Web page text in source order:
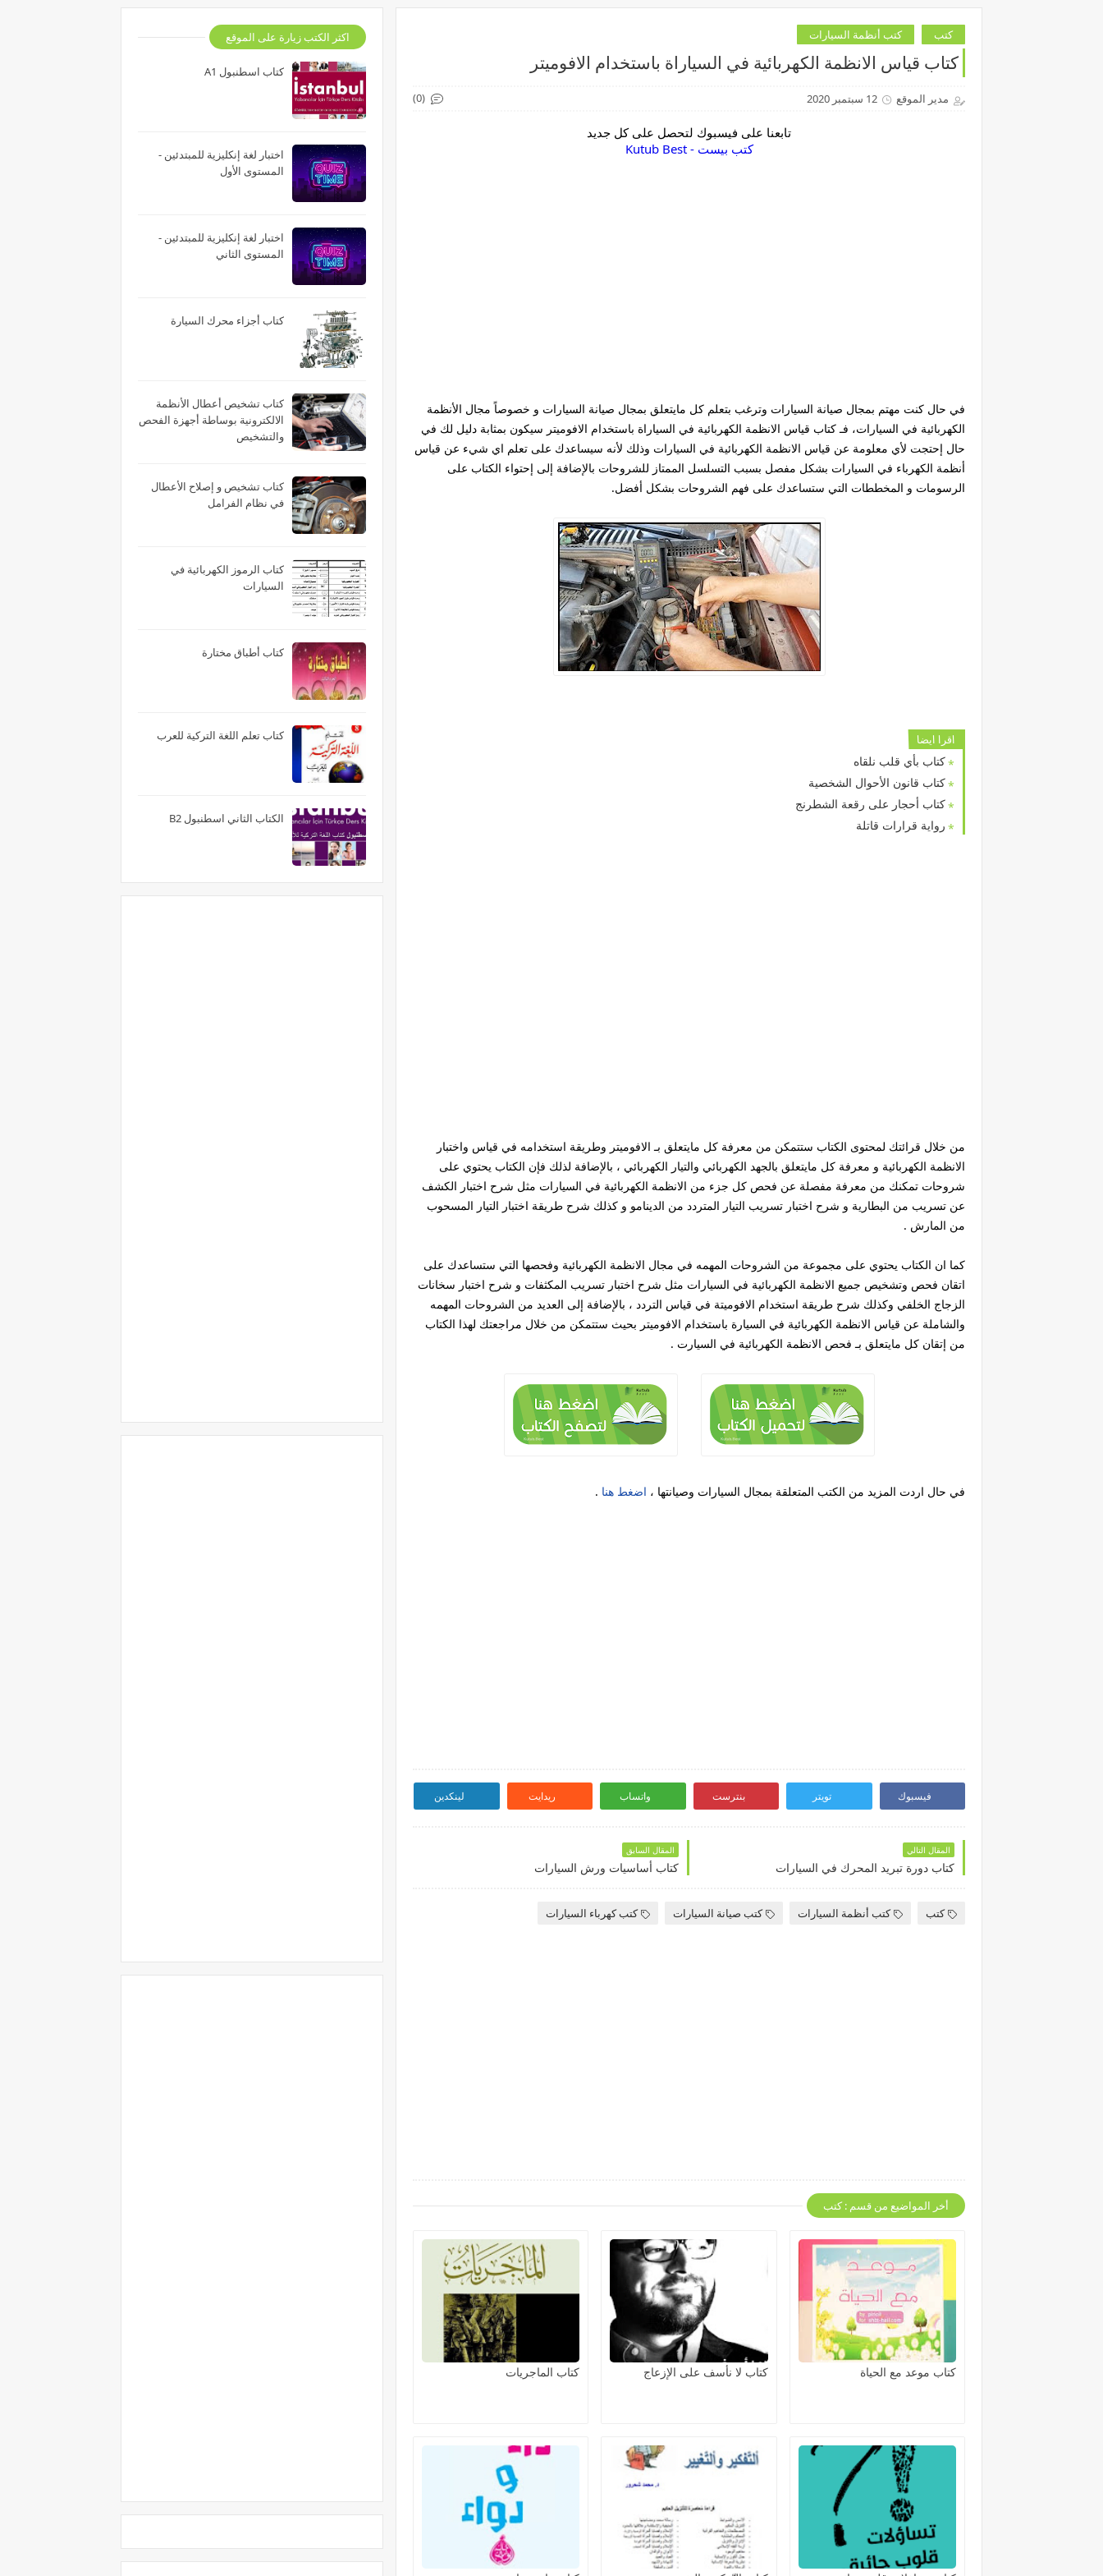
كتب كتب أنظمة السيارات
كتاب قياس الانظمة الكهربائية في السياراة باستخدام الافوميتر
مدير الموقع 12 سبتمبر 2020 (0)
تابعنا على فيسبوك لتحصل على كل جديد
‏كتب بيست - Kutub Best‏
في حال كنت مهتم بمجال صيانة السيارات وترغب بتعلم كل مايتعلق بمجال صيانة السيارات و خصوصاً مجال الأنظمة
الكهربائية في السيارات، فـ كتاب قياس الانظمة الكهربائية في السياراة باستخدام الافوميتر سيكون بمثابة دليل لك في
حال إحتجت لأي معلومة عن قياس الانظمة الكهربائية في السيارات وذلك لأنه سيساعدك على تعلم اي شيء عن قياس
أنظمة الكهرباء في السيارات بشكل مفصل بسبب التسلسل الممتاز للشروحات بالإضافة إلى إحتواء الكتاب على
الرسومات و المخططات التي ستساعدك على فهم الشروحات بشكل أفضل.
اقرا ايضا
كتاب بأي قلب نلقاه
كتاب قانون الأحوال الشخصية
كتاب أحجار على رقعة الشطرنج
رواية قرارات قاتلة
من خلال قرائتك لمحتوى الكتاب ستتمكن من معرفة كل مايتعلق بـ الافوميتر وطريقة استخدامه في قياس واختبار
الانظمة الكهربائية و معرفة كل مايتعلق بالجهد الكهربائي والتيار الكهربائي ، بالإضافة لذلك فإن الكتاب يحتوي على
شروحات تمكنك من معرفة مفصلة عن فحص كل جزء من الانظمة الكهربائية في السيارات مثل شرح اختبار الكشف
عن تسريب من البطارية و شرح اختبار تسريب التيار المتردد من الدينامو و كذلك شرح طريقة اختبار التيار المسحوب
من المارش .
كما ان الكتاب يحتوي على مجموعة من الشروحات المهمه في مجال الانظمة الكهربائية وفحصها التي ستساعدك على
اتقان فحص وتشخيص جميع الانظمة الكهربائية في السيارات مثل شرح اختبار تسريب المكثفات و شرح اختبار سخانات
الزجاج الخلفي وكذلك شرح طريقة استخدام الافوميتة في قياس التردد ، بالإضافة إلى العديد من الشروحات المهمه
والشاملة عن قياس الانظمة الكهربائية في السيارة باستخدام الافوميتر بحيث ستتمكن من خلال مراجعتك لهذا الكتاب
من إتقان كل مايتعلق بـ فحص الانظمة الكهربائية في السيارت .
في حال اردت المزيد من الكتب المتعلقة بمجال السيارات وصيانتها ، اضغط هنا .
فيسبوك تويتر بنترست واتساب ريدايت لينكدين
المقال التالي
كتاب دورة تبريد المحرك في السيارات
المقال السابق
كتاب أساسيات ورش السيارات
كتب كتب أنظمة السيارات كتب صيانة السيارات كتب كهرباء السيارات
أخر المواضيع من قسم : كتب
كتاب موعد مع الحياة كتاب لا نأسف على الإزعاج كتاب الماجريات
اكثر الكتب زيارة على الموقع
كتاب اسطنبول A1
اختبار لغة إنكليزية للمبتدئين -
المستوى الأول
اختبار لغة إنكليزية للمبتدئين -
المستوى الثاني
كتاب أجزاء محرك السيارة
كتاب تشخيص أعطال الأنظمة
الالكترونية بوساطة أجهزة الفحص
والتشخيص
كتاب تشخيص و إصلاح الأعطال
في نظام الفرامل
كتاب الرموز الكهربائية في
السيارات
كتاب أطباق مختارة
كتاب تعلم اللغة التركية للعرب
الكتاب الثاني اسطنبول B2